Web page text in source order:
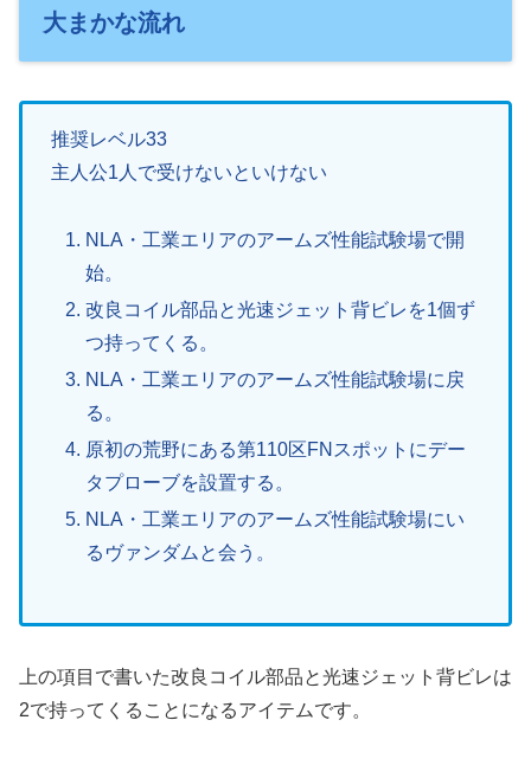
大まかな流れ
推奨レベル33
主人公1人で受けないといけない
NLA・工業エリアのアームズ性能試験場で開
始。
改良コイル部品と光速ジェット背ビレを1個ず
つ持ってくる。
NLA・工業エリアのアームズ性能試験場に戻
る。
原初の荒野にある第110区FNスポットにデー
タプローブを設置する。
NLA・工業エリアのアームズ性能試験場にい
るヴァンダムと会う。
上の項目で書いた改良コイル部品と光速ジェット背ビレは
2で持ってくることになるアイテムです。